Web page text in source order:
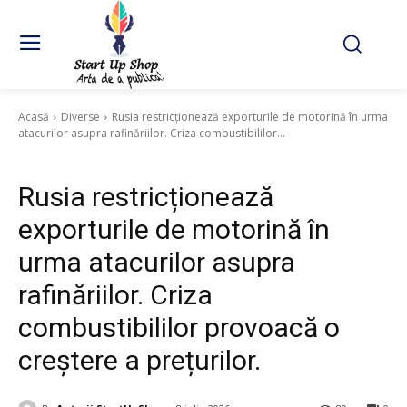
Acasă Diverse
Rusia restricționează exporturile de motorină în urma
atacurilor asupra rafinăriilor. Criza combustibililor...
Rusia restricționează
exporturile de motorină în
urma atacurilor asupra
rafinăriilor. Criza
combustibililor provoacă o
creștere a prețurilor.